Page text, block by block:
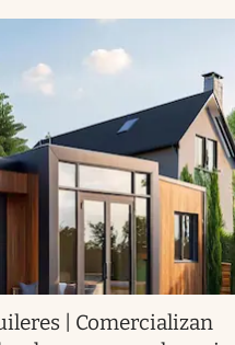
| Comercializan